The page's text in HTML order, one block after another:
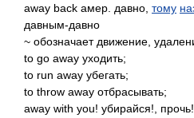
away back амер. давно, тому
давным-давно
~ обозначает движение,
to go away уходить;
to run away убегать;
to throw away отбрасывать;
away with you! убирайся!,